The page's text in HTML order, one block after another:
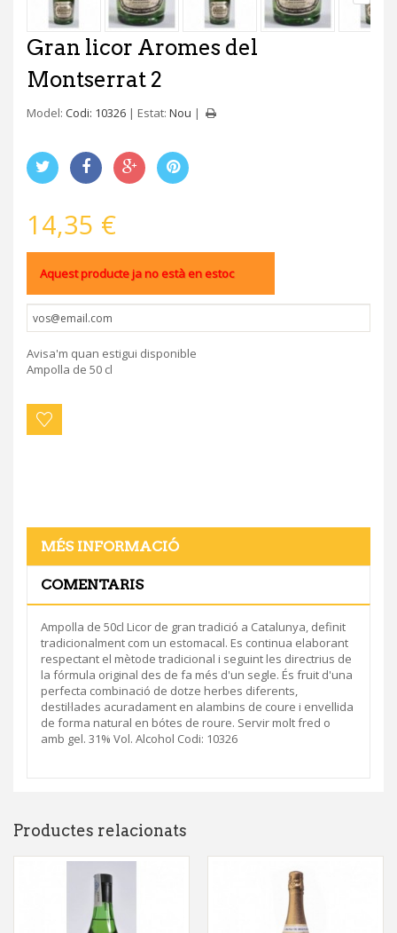
Gran licor Aromes del
Montserrat 2
Model: Codi: 10326 Estat: Nou
14,35 €
Aquest producte ja no està en estoc
Avisa'm quan estigui disponible
Ampolla de 50 cl
MÉS INFORMACIÓ
COMENTARIS
Ampolla de 50cl Licor de gran tradició a Catalunya, definit
tradicionalment com un estomacal. Es continua elaborant
respectant el mètode tradicional i seguint les directrius de
la fórmula original des de fa més d'un segle. És fruit d'una
perfecta combinació de dotze herbes diferents,
destil·lades acuradament en alambins de coure i envellida
de forma natural en bótes de roure. Servir molt fred o
amb gel. 31% Vol. Alcohol Codi: 10326
Productes relacionats